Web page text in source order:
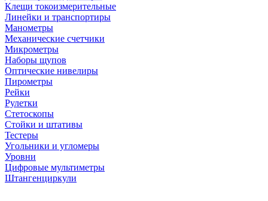
Клещи токоизмерительные
Линейки и транспортиры
Манометры
Механические счетчики
Микрометры
Наборы щупов
Оптические нивелиры
Пирометры
Рейки
Рулетки
Стетоскопы
Стойки и штативы
Тестеры
Угольники и угломеры
Уровни
Цифровые мультиметры
Штангенциркули